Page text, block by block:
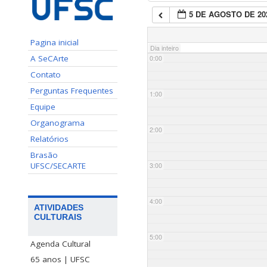
Pagina inicial
A SeCArte
Contato
Perguntas Frequentes
Equipe
Organograma
Relatórios
Brasão
UFSC/SECARTE
ATIVIDADES
CULTURAIS
Agenda Cultural
65 anos | UFSC
5 DE AGOSTO DE
Dia inteiro
0:00
1:00
2:00
3:00
4:00
5:00